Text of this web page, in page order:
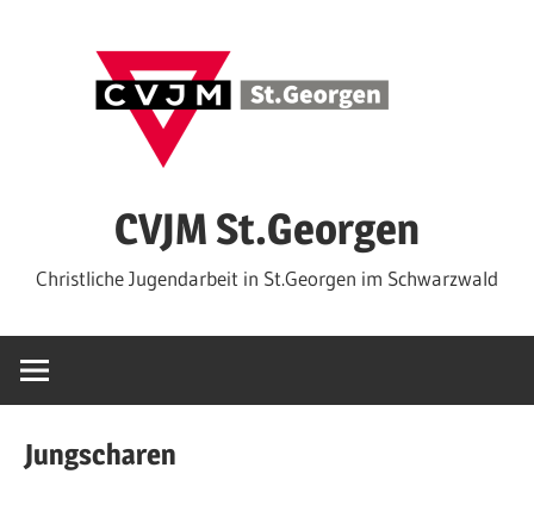
CVJM St.Georgen
Christliche Jugendarbeit in St.Georgen im Schwarzwald
Jungscharen